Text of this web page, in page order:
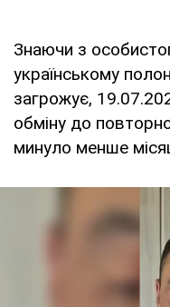
Знаючи з
українському
загрожує,
обміну до
минуло менше